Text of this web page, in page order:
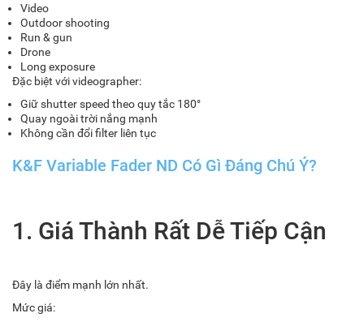
Video
Outdoor shooting
Run & gun
Drone
Long exposure
Đặc biệt với videographer:
Giữ shutter speed theo quy tắc 180°
Quay ngoài trời nắng mạnh
Không cần đổi filter liên tục
K&F Variable Fader ND Có Gì Đáng Chú Ý?
1. Giá Thành Rất Dễ Tiếp Cận
Đây là điểm mạnh lớn nhất.
Mức giá: